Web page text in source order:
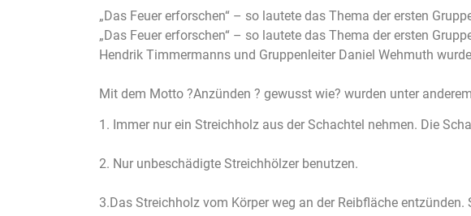
„Das Feuer erforschen“ – so lautete das Thema der ersten
„Das Feuer erforschen“ – so lautete das Thema der ersten
Hendrik Timmermanns und Gruppenleiter Daniel Wehmuth
Mit dem Motto ?Anzünden ? gewusst wie? wurden unter
1. Immer nur ein Streichholz aus der Schachtel nehmen. Die
2. Nur unbeschädigte Streichhölzer benutzen.
3.Das Streichholz vom Körper weg an der Reibfläche